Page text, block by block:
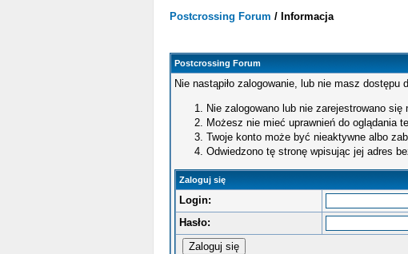
Postcrossing Forum / Informacja
Postcrossing Forum
Nie nastąpiło zalogowanie, lub nie masz
Nie zalogowano lub nie zarejestrowano
Możesz nie mieć uprawnień do oglądania
Twoje konto może być nieaktywne albo
Odwiedzono tę stronę wpisując jej adres
Zaloguj się
Login:
Hasło: